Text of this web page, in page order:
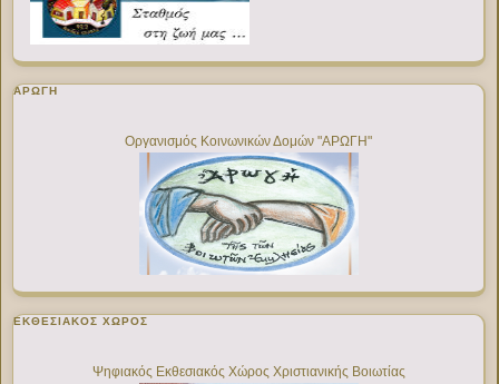
ΑΡΩΓΗ
Οργανισμός Κοινωνικών Δομών "ΑΡΩΓΗ"
ΕΚΘΕΣΙΑΚΌΣ ΧΏΡΟΣ
Ψηφιακός Εκθεσιακός Χώρος Χριστιανικής Βοιωτίας